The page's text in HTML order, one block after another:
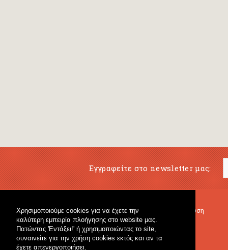
Χρησιμοποιούμε cookies για να έχετε την
καλύτερη εμπειρία πλοήγησης στο website μας.
Πατώντας 'Εντάξει!' ή χρησιμοποιώντας το site,
συναινείτε για την χρήση cookies εκτός και αν τα
έχετε απενεργοποιήσει.
Εγγραφείτε στο newsletter μας:
Μουσικό Βιβλιοπωλείο
Κρουστά & Εκπαιδευτικό Υλικό
Γενικό Βιβλιοπωλείο
Μουσική Εκπαίδευση
Fagotto Blog